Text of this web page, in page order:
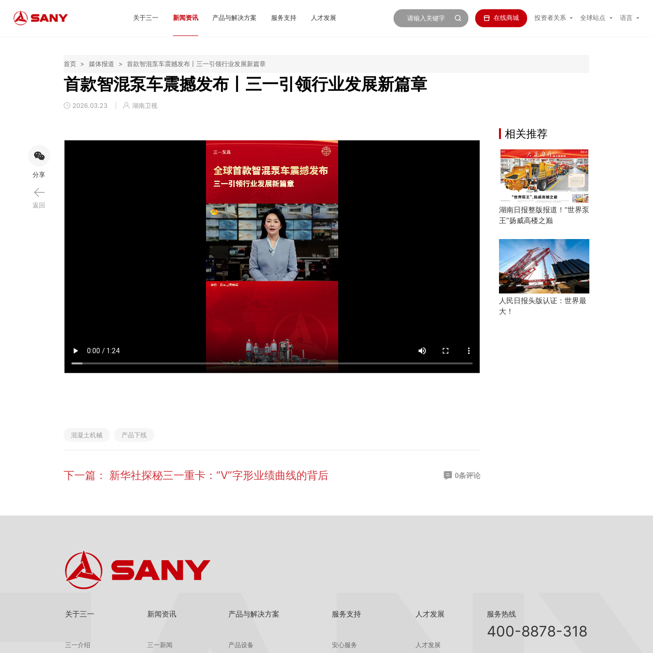
关于三一 新闻资讯 产品与解决方案 服务支持 人才发展 在线商城 投资者关系 全球站点 语言
首页 > 媒体报道 > 首款智混泵车震撼发布丨三一引领行业发展新篇章
首款智混泵车震撼发布丨三一引领行业发展新篇章
2026.03.23 湖南卫视
混凝土机械 产品下线
下一篇： 新华社探秘三一重卡：“V”字形业绩曲线的背后 0条评论
分享
返回
相关推荐
湖南日报整版报道！“世界泵
王”扬威高楼之巅
人民日报头版认证：世界最
大！
关于三一
三一介绍
新闻资讯
三一新闻
产品与解决方案
产品设备
服务支持
安心服务
人才发展
人才发展
服务热线
400-8878-318